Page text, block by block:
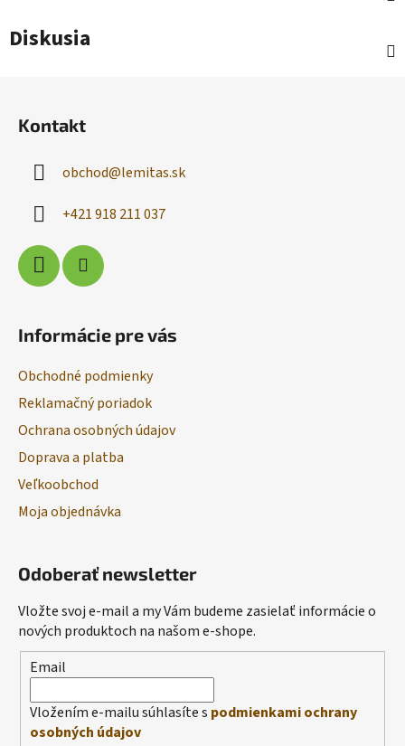
Diskusia
Kontakt
obchod@lemitas.sk
+421 918 211 037
Informácie pre vás
Obchodné podmienky
Reklamačný poriadok
Ochrana osobných údajov
Doprava a platba
Veľkoobchod
Moja objednávka
Odoberať newsletter
Vložte svoj e-mail a my Vám budeme zasielať informácie o
nových produktoch na našom e-shope.
Email
Vložením e-mailu súhlasíte s podmienkami ochrany
osobných údajov